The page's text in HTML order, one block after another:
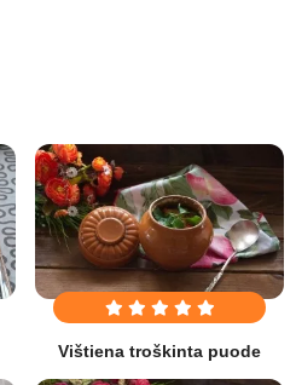
Vištiena troškinta puode